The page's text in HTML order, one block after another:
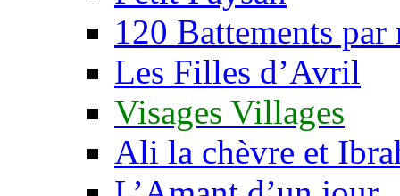
120 Battements par
Les Filles d’Avril
Visages Villages
Ali la chèvre et